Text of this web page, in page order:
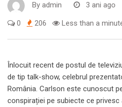
By admin 3 ani ago
0 206 Less than a
Înlocuit recent de postul de
de tip talk-show, celebrul
România. Carlson este cunoscut
conspirației pe subiecte ce privesc